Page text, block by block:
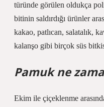
türünde görülen oldukça
bitinin saldırdığı ürünler
kakao, patlıcan, salatalık,
kalanşo gibi birçok süs
Pamuk ne
Ekim ile çiçeklenme